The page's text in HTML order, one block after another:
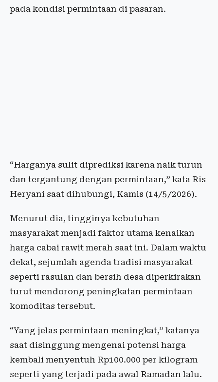
pada kondisi permintaan di pasaran.
“Harganya sulit diprediksi karena naik turun
dan tergantung dengan permintaan,” kata Ris
Heryani saat dihubungi, Kamis (14/5/2026).
Menurut dia, tingginya kebutuhan
masyarakat menjadi faktor utama kenaikan
harga cabai rawit merah saat ini. Dalam waktu
dekat, sejumlah agenda tradisi masyarakat
seperti rasulan dan bersih desa diperkirakan
turut mendorong peningkatan permintaan
komoditas tersebut.
“Yang jelas permintaan meningkat,” katanya
saat disinggung mengenai potensi harga
kembali menyentuh Rp100.000 per kilogram
seperti yang terjadi pada awal Ramadan lalu.